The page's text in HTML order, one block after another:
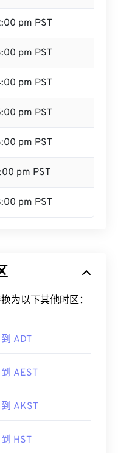
pm PST
pm PST
pm PST
pm PST
pm PST
pm PST
pm PST
为以下其他时区：
到 ADT
到 AEST
到 AKST
到 HST